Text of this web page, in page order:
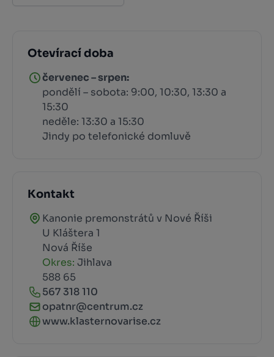
Otevírací doba
červenec – srpen:
pondělí – sobota: 9:00, 10:30, 13:30 a
15:30
neděle: 13:30 a 15:30
Jindy po telefonické domluvě
Kontakt
Kanonie premonstrátů v Nové Říši
U Kláštera 1
Nová Říše
Okres: Jihlava
588 65
567 318 110
opatnr@centrum.cz
www.klasternovarise.cz